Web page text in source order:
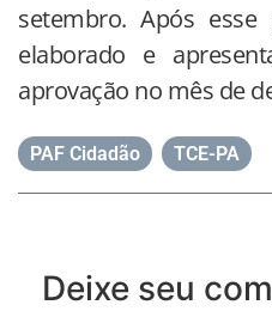
setembro. Após
elaborado e
aprovação no mês de
PAF Cidadão TCE-PA
Deixe seu